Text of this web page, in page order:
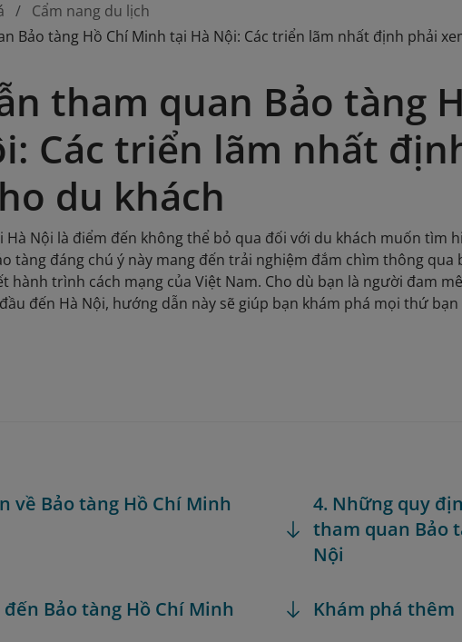
Cẩm nang du lịch
Bảo tàng Hồ Chí Minh tại Hà Nội: Các triển lãm nhất định phải
tham quan Bảo tàng
Các triển lãm nhất
du khách
Hà Nội là điểm đến không thể bỏ qua đối với du khách muốn tìm
tàng đáng chú ý này mang đến trải nghiệm đắm chìm thông
hành trình cách mạng của Việt Nam. Cho dù bạn là người đam
đến Hà Nội, hướng dẫn này sẽ giúp bạn khám phá mọi thứ
về Bảo tàng Hồ Chí Minh
Bảo tàng Hồ Chí Minh
4. Những quy
tham quan Bảo
Nội
Khám phá thêm